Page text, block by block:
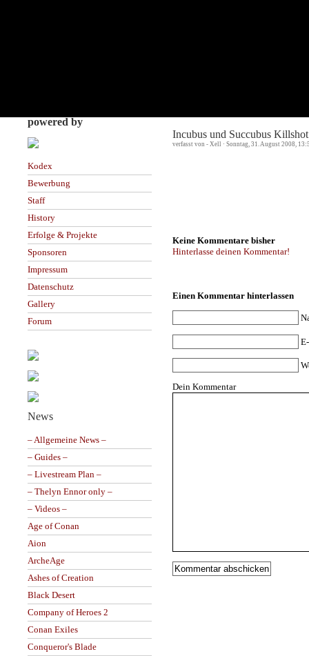
powered by
Kodex
Bewerbung
Staff
History
Erfolge & Projekte
Sponsoren
Impressum
Datenschutz
Gallery
Forum
News
– Allgemeine News –
– Guides –
– Livestream Plan –
– Thelyn Ennor only –
– Videos –
Age of Conan
Aion
ArcheAge
Ashes of Creation
Black Desert
Company of Heroes 2
Conan Exiles
Conqueror's Blade
Incubus und Succubus Killshot
verfasst von - Xell · Sonntag, 31. August 2008,
Keine Kommentare bisher
Hinterlasse deinen Kommentar!
Einen Kommentar hinterlassen
Dein Kommentar